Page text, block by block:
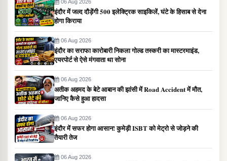
06 Aug 2026
इंदौर में जल्द दौड़ेंगी 500 इलेक्ट्रिक साइकिलें, घंटे के हिसाब से देना
होगा किराया
06 Aug 2026
इंदौर का सराफा कारोबारी निकला गोल्ड तस्करी का मास्टरमाइंड,
एयरपोर्ट से ऐसे मंगवाता था सोना
06 Aug 2026
अतीक अहमद के बेटे आबान की झांसी में Road Accident में मौत,
जानिए कैसे हुआ हादसा
06 Aug 2026
इंदौर में सफर होगा आसान! कुमेड़ी ISBT को मेट्रो से जोड़ने की
तैयारी तेज
06 Aug 2026